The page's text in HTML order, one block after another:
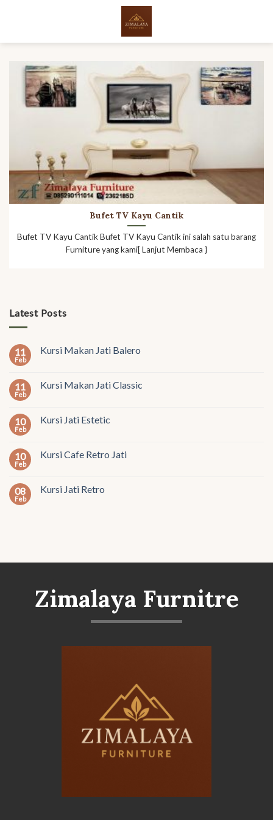
Latest Posts
11
Feb
Kursi Makan Jati Balero
11
Feb
Kursi Makan Jati Classic
10
Feb
Kursi Jati Estetic
10
Feb
Kursi Cafe Retro Jati
08
Feb
Kursi Jati Retro
Bufet TV Kayu Cantik
Bufet TV Kayu Cantik Bufet TV Kayu Cantik ini salah satu barang
Furniture yang kami[ Lanjut Membaca }
Zimalaya Furnitre